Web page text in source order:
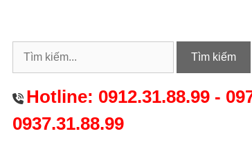
Tìm kiếm
Hotline: 0912.31.88.99 -
0937.31.88.99